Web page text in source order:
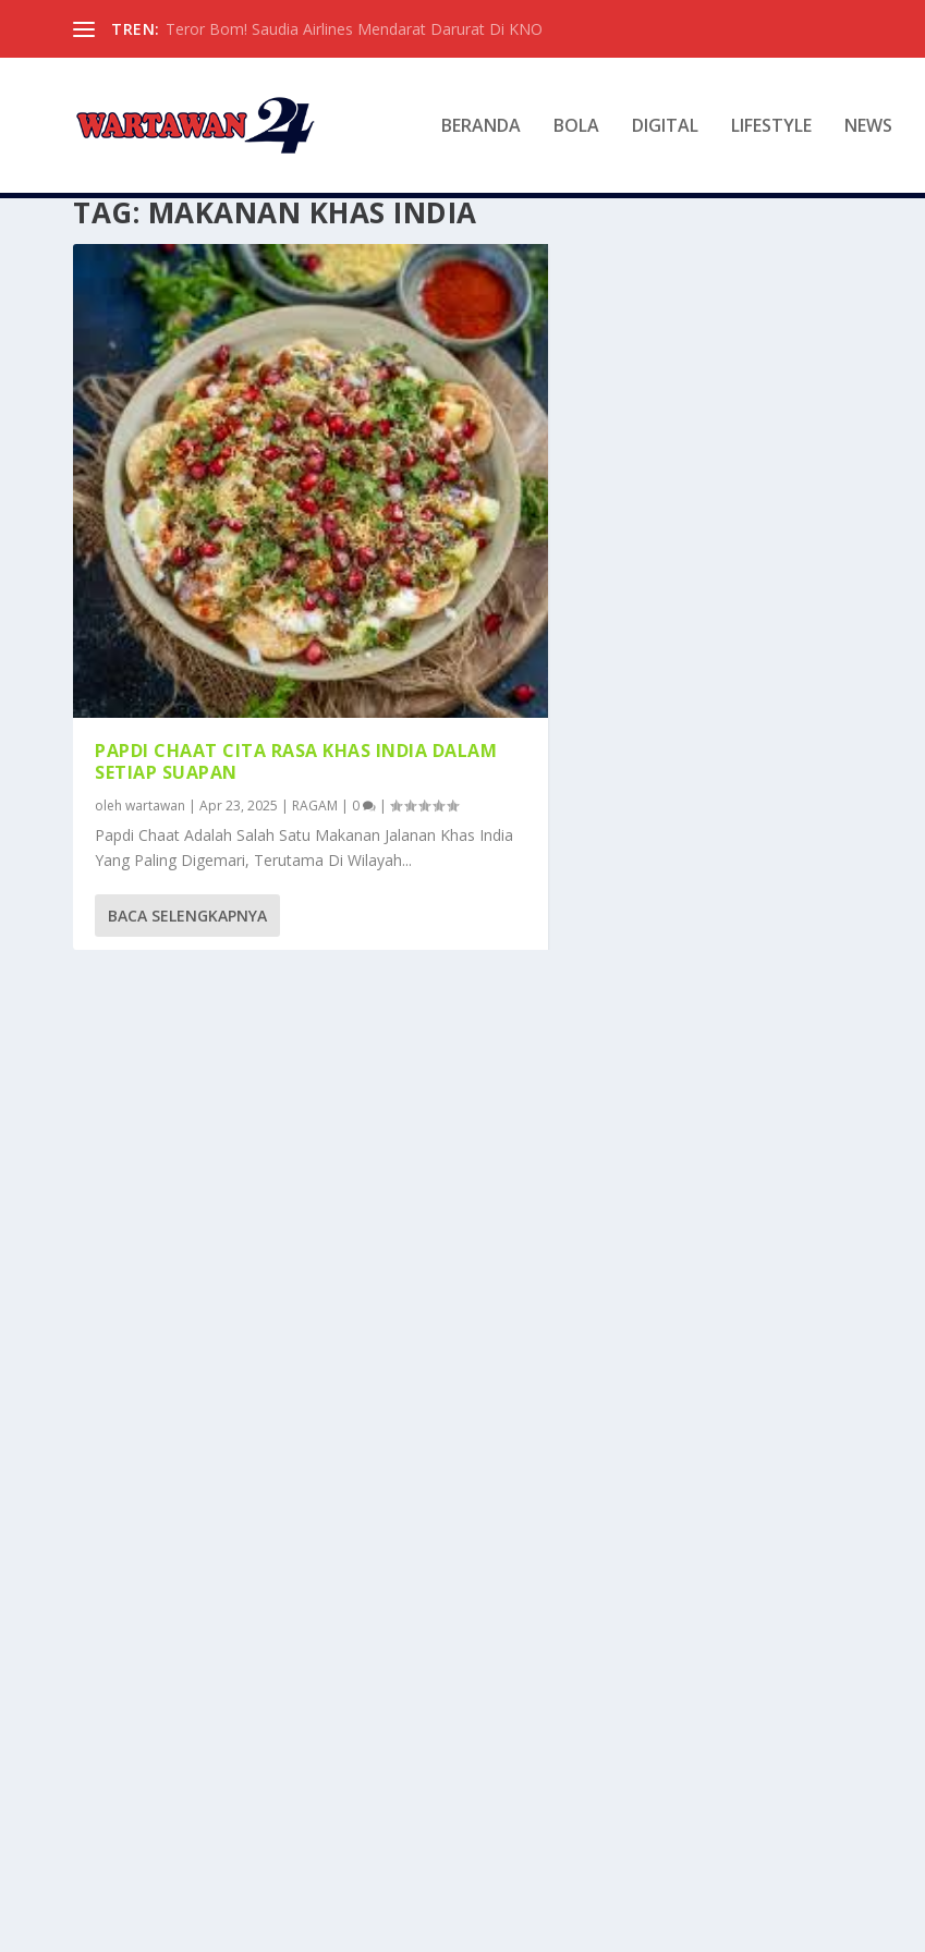
TREN: Teror Bom! Saudia Airlines Mendarat Darurat Di KNO
BERANDA BOLA DIGITAL LIFESTYLE NEWS
TAG: MAKANAN KHAS INDIA
PAPDI CHAAT CITA RASA KHAS INDIA DALAM
SETIAP SUAPAN
olehwartawan |Apr 23, 2025 | RAGAM | 0 |
Papdi Chaat Adalah Salah Satu Makanan Jalanan Khas India
Yang Paling Digemari, Terutama Di Wilayah...
BACA SELENGKAPNYA